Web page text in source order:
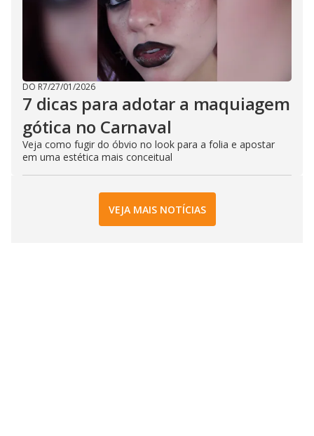
DO R7/27/01/2026
7 dicas para adotar a maquiagem
gótica no Carnaval
Veja como fugir do óbvio no look para a folia e apostar
em uma estética mais conceitual
VEJA MAIS NOTÍCIAS